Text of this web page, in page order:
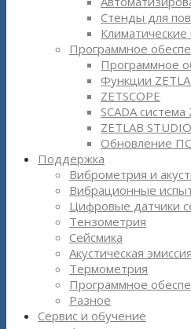
Стенды для
Программное
Программное
Функции
ZETSCOPE
SCADA система
ZETLAB STUDIO
Обновление
Поддержка
Виброметрия и
Вибрационные
Цифровые датчики
Тензометрия
Сейсмика
Акустическая эмиссия
Термометрия
Программное
Разное
Сервис и обучение